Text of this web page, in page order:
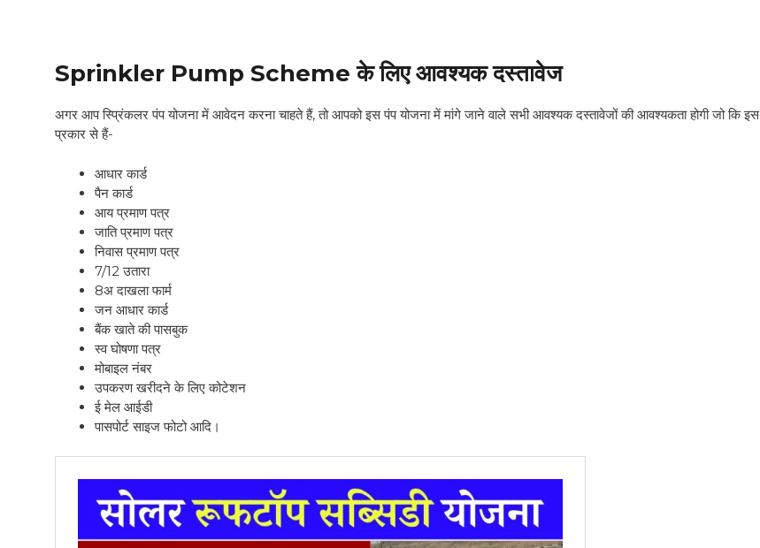
Sprinkler Pump Scheme के लिए आवश्यक दस्तावेज
अगर आप स्प्रिंकलर पंप योजना में आवेदन करना चाहते हैं, तो आपको इस पंप योजना में मांगे जाने वाले सभी आवश्यक दस्तावेजों की आवश्यकता होगी जो कि इस
प्रकार से हैं-
आधार कार्ड
पैन कार्ड
आय प्रमाण पत्र
जाति प्रमाण पत्र
निवास प्रमाण पत्र
7/12 उतारा
8अ दाखला फार्म
जन आधार कार्ड
बैंक खाते की पासबुक
स्व घोषणा पत्र
मोबाइल नंबर
उपकरण खरीदने के लिए कोटेशन
ई मेल आईडी
पासपोर्ट साइज फोटो आदि।